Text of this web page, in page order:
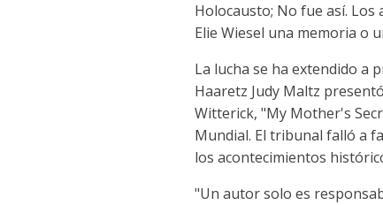
Holocausto; No fue así.
Elie Wiesel una memoria o
La lucha se ha extendido a
Haaretz Judy Maltz
Witterick, "My Mother's
Mundial. El tribunal falló a
los acontecimientos
"Un autor solo es